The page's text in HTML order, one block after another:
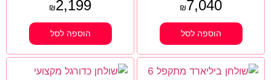
₪7,040
הוספה לסל
₪2,199
הוספה לסל